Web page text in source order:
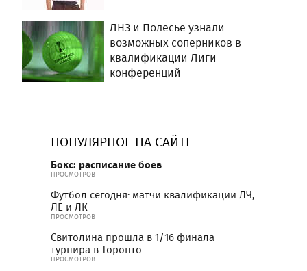
ЛНЗ и Полесье узнали
возможных соперников в
квалификации Лиги
конференций
ПОПУЛЯРНОЕ НА САЙТЕ
Бокс: расписание боев
ПРОСМОТРОВ
Футбол сегодня: матчи квалификации ЛЧ,
ЛЕ и ЛК
ПРОСМОТРОВ
Свитолина прошла в 1/16 финала
турнира в Торонто
ПРОСМОТРОВ